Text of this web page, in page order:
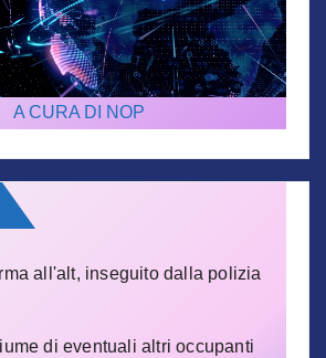
A CURA DI NOP
all'alt, inseguito dalla polizia
di eventuali altri occupanti